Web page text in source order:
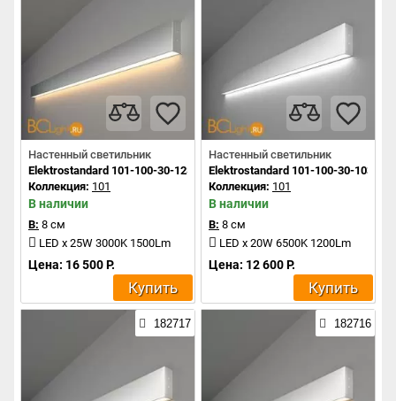
Настенный светильник
Elektrostandard 101-100-30-128 a041483
Коллекция: 101
В наличии
В: 8 см
LED x 25W 3000K 1500Lm
Цена: 16 500 Р.
Купить
Настенный светильник
Elektrostandard 101-100-30-103
Коллекция: 101
В наличии
В: 8 см
LED x 20W 6500K 1200Lm
Цена: 12 600 Р.
Купить
182717 182716